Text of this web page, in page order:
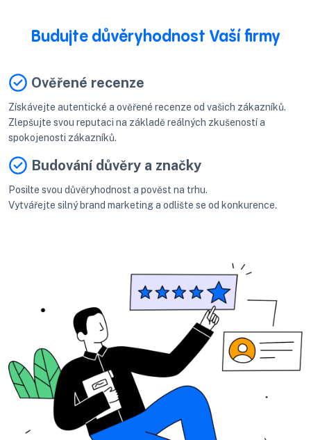
Budujte důvěryhodnost Vaší firmy
Ověřené recenze
Získávejte autentické a ověřené recenze od vašich zákazníků.
Zlepšujte svou reputaci na základě reálných zkušeností a
spokojenosti zákazníků.
Budování důvěry a značky
Posilte svou důvěryhodnost a pověst na trhu.
Vytvářejte silný brand marketing a odlište se od konkurence.